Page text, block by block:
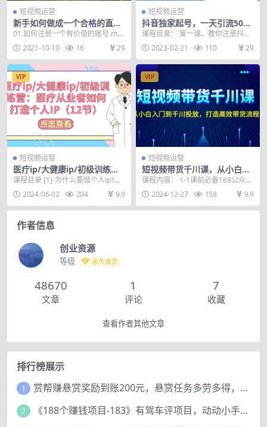
短视频运营
新手如何做成一个合格的直播
间，养号变现全系列
01.如何注册一个有价值的账号.mp
4 02.如何5-7天养号.mp4 03.新...
2021-10-10 16 29
短视频运营
抖音独家起号，一天引流500
+精准粉，适合各类行业（9节
视频课）
课程目录： 第一课、教你注册抖音
高权重新号.mp4 第二课：手机设备
选择和网络I...
2023-02-21 110 29
VIP
短视频运营
医疗ip/大健康ip/初级训练
营：医疗从业者如何打造个人I
课程目录 [1]-为什么要做个人ip?个
人ip是医疗从业者的必经之路,mp4
[... 2024-06-02 204 9.9
VIP
短视频运营
短视频带货千川课，从小白入
门到千川投放，打造高效带货
课程内容： 1-1课前必备168公众号
工具.mp4 2.如何起新号，涨粉，老
号转...2024-12-27 158 9.9
作者信息
创业资源
等级 永久会员
48670
文章
1
评论
7
收藏
查看作者其他文章
排行榜展示
1 赏帮赚悬赏奖励到账200元，悬赏任务多劳多得，人人可做。
2 《188个赚钱项目-183》有驾车评项目，动动小手，复制粘贴赚44元！